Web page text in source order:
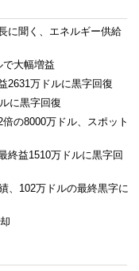
に聞く、エネルギー供給
大幅増益
2631万ドルに黒字回復
に黒字回復
の8000万ドル、スポット
終益1510万ドルに黒字回
、102万ドルの最終黒字に